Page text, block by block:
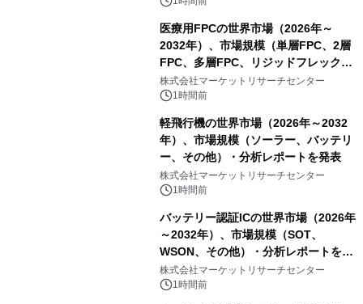
医療用FPCの世界市場（2026年～
2032年）、市場規模（単層FPC、2層
FPC、多層FPC、リジッドフレックス
PCB）・分析レポートを発表
株式会社マーケットリサーチセンター
1時間前
軽飛行機の世界市場（2026年～2032
年）、市場規模（ソーラー、バッテリ
ー、その他）・分析レポートを発表
株式会社マーケットリサーチセンター
1時間前
バッテリー認証ICの世界市場（2026年
～2032年）、市場規模（SOT、
WSON、その他）・分析レポートを発
表
株式会社マーケットリサーチセンター
1時間前